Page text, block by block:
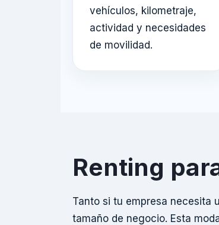
vehículos, kilometraje,
actividad y necesidades
de movilidad.
Renting
Tanto si tu empresa necesita
tamaño de negocio. Esta